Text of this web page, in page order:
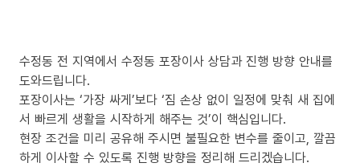
수정동 전 지역에서 수정동 포장이사 상담과 진행 방향 안내를
도와드립니다.
포장이사는 ‘가장 싸게’보다 ‘짐 손상 없이 일정에 맞춰 새 집에
서 빠르게 생활을 시작하게 해주는 것’이 핵심입니다.
현장 조건을 미리 공유해 주시면 불필요한 변수를 줄이고, 깔끔
하게 이사할 수 있도록 진행 방향을 정리해 드리겠습니다.